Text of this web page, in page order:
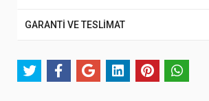
GARANTİ VE TESLİMAT